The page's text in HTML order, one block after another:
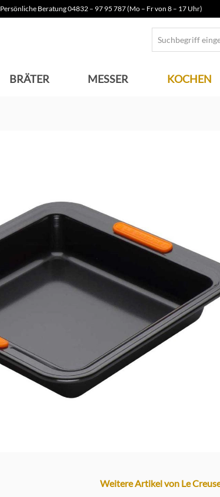
Persönliche Beratung 04832 – 97 95 787 (Mo – Fr von 8 – 17 Uhr)
BRÄTER MESSER KOCHEN
Weitere Artikel von Le